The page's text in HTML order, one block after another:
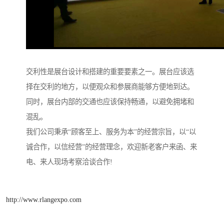
交利性是展台设计和搭建的重要要素之一。展台应该选
择在交利的地方，以便观众和参展商能够方便地到达。
同时，展台内部的交通也应该保持畅通，以避免拥堵和
混乱。
我们公司秉承“顾客至上、服务为本”的经营宗旨，以“以
诚合作，以信经营”的经营理念，欢迎新老客户来函、来
电、来人现场考察洽谈合作!
http://www.rlangexpo.com